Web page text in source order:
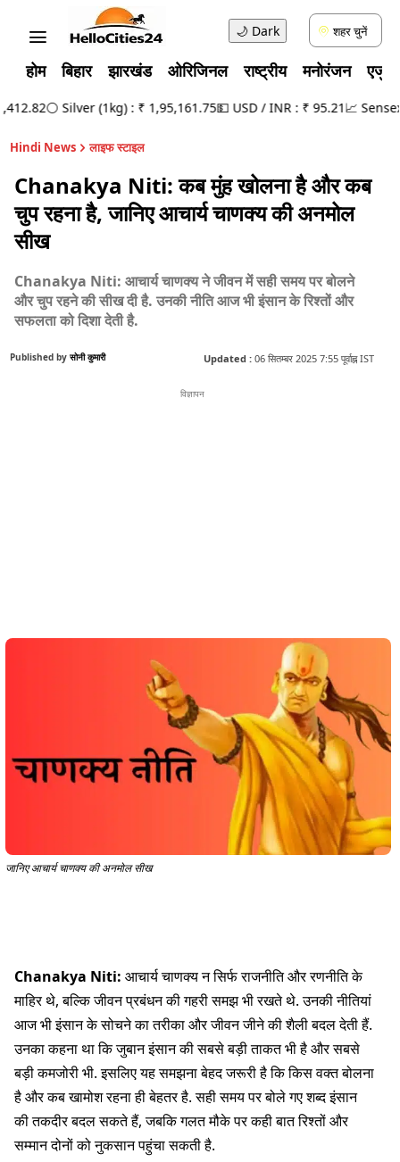
🌙 Dark शहर चुनें
होम बिहार झारखंड ओरिजिनल राष्ट्रीय मनोरंजन
⚪ Silver (1kg) : ₹ 1,95,161.75💵 USD / INR : ₹ 95.21📈 Sensex :
Hindi News लाइफ स्टाइल
Chanakya Niti: कब मुंह खोलना है और कब
चुप रहना है, जानिए आचार्य चाणक्य की अनमोल
सीख
Chanakya Niti: आचार्य चाणक्य ने जीवन में सही समय पर बोलने
और चुप रहने की सीख दी है. उनकी नीति आज भी इंसान के रिश्तों और
सफलता को दिशा देती है.
Published by सोनी कुमारी Updated : 06 सितम्बर 2025 7:55 पूर्वाह्न IST
विज्ञापन
जानिए आचार्य चाणक्य की अनमोल सीख
Chanakya Niti: आचार्य चाणक्य न सिर्फ राजनीति और रणनीति के
माहिर थे, बल्कि जीवन प्रबंधन की गहरी समझ भी रखते थे. उनकी नीतियां
आज भी इंसान के सोचने का तरीका और जीवन जीने की शैली बदल देती हैं.
उनका कहना था कि जुबान इंसान की सबसे बड़ी ताकत भी है और सबसे
बड़ी कमजोरी भी. इसलिए यह समझना बेहद जरूरी है कि किस वक्त बोलना
है और कब खामोश रहना ही बेहतर है. सही समय पर बोले गए शब्द इंसान
की तकदीर बदल सकते हैं, जबकि गलत मौके पर कही बात रिश्तों और
सम्मान दोनों को नुकसान पहुंचा सकती है.